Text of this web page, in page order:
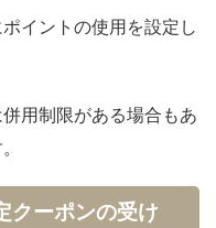
イントの使用を設定し
用制限がある場合もあ
クーポンの受け